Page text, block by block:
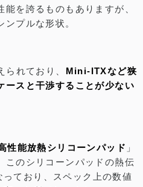
を誇るものもありますが、
プルな形状。
れており、 Mini-ITXなど狭
ースと干渉することが少ない
性能放熱シリコーンパッド 」
このシリコーンパッドの熱伝
っており、スペック上の数値